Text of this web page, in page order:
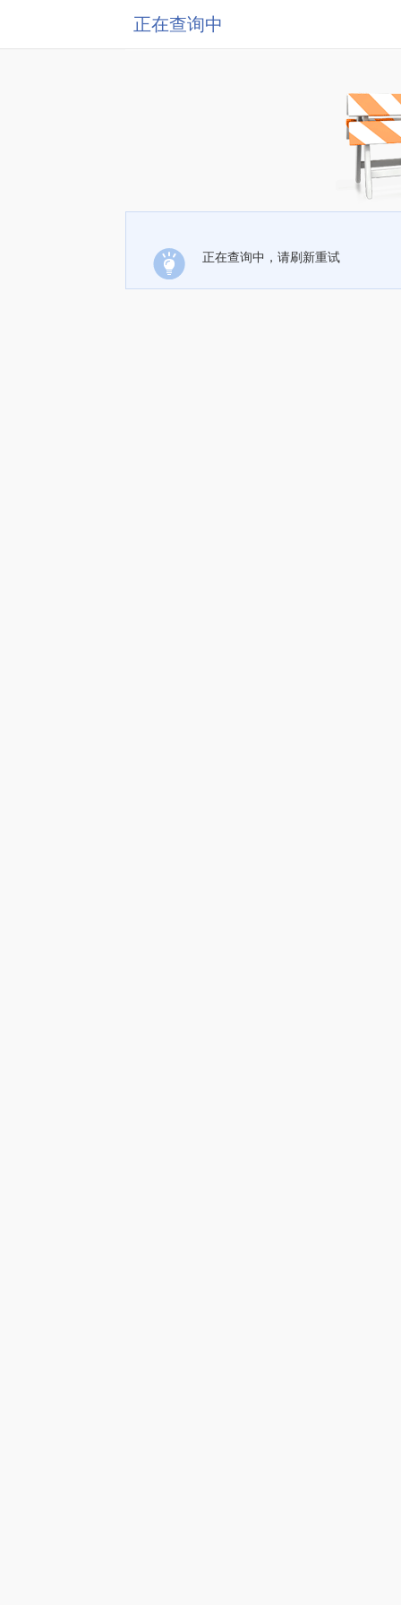
正在查询中
正在查询中，请刷新重试